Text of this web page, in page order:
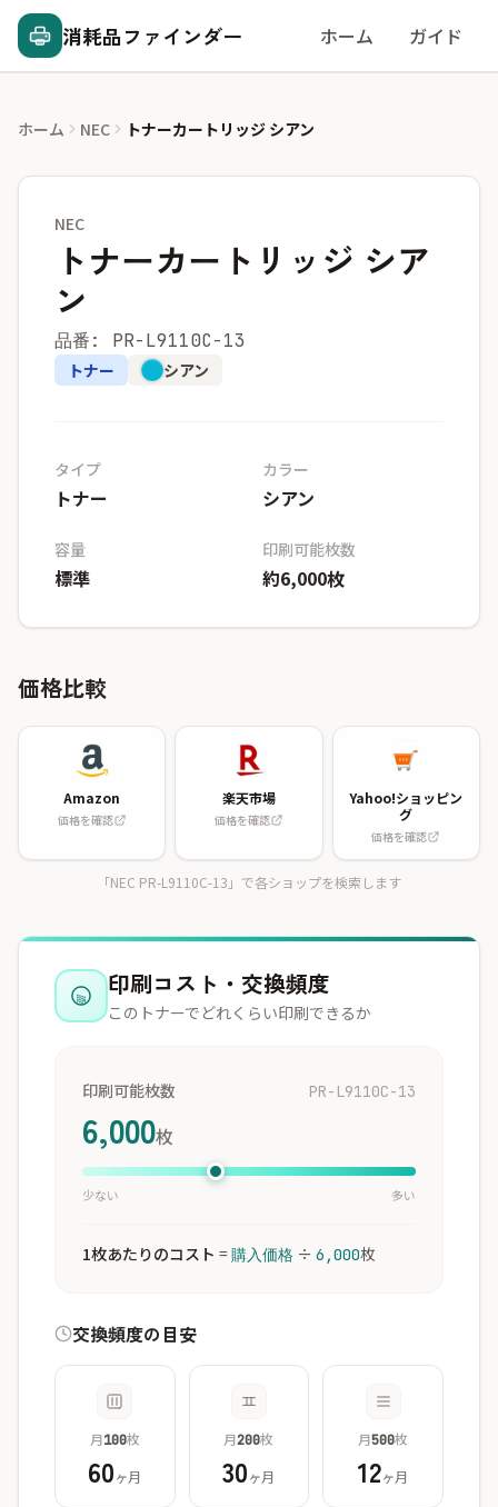
消耗品ファインダー ホーム ガイド
ホーム NEC トナーカートリッジ シアン
NEC
トナーカートリッジ シア
ン
品番: PR-L9110C-13
トナー シアン
タイプ
トナー
カラー
シアン
容量
標準
印刷可能枚数
約6,000枚
価格比較
Amazon
価格を確認
楽天市場
価格を確認
Yahoo!ショッピン
グ
価格を確認
「NEC PR-L9110C-13」で各ショップを検索します
印刷コスト・交換頻度
このトナーでどれくらい印刷できるか
印刷可能枚数
6,000枚
PR-L9110C-13
少ない 多い
1枚あたりのコスト =購入価格 ÷ 6,000枚
交換頻度の目安
月100枚
60ヶ月
月200枚
30ヶ月
月500枚
12ヶ月